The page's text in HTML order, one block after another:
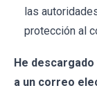
las
protección al
He
a un correo